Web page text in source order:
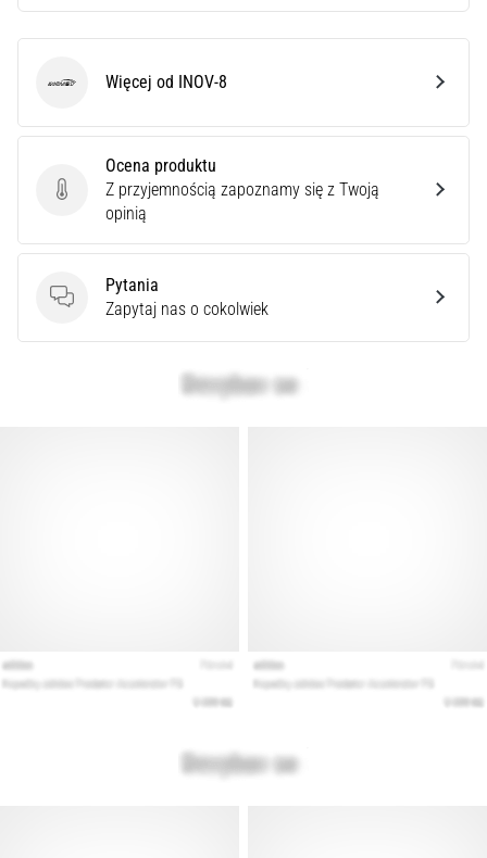
Ocena produktu
Ocena produktu
Z przyjemnością zapoznamy się z Twoją
opinią
Pytania
Pytania
Zapytaj nas o cokolwiek
INOV-8Więcej od INOV-8